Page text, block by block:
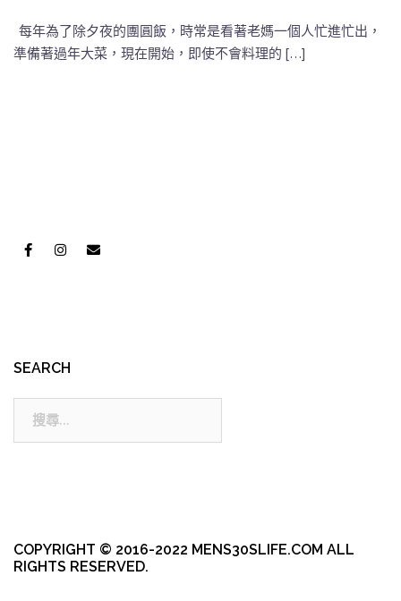
每年為了除夕夜的團圓飯，時常是看著老媽一個人忙進忙出，
準備著過年大菜，現在開始，即使不會料理的 […]
SEARCH
COPYRIGHT © 2016-2022 MENS30SLIFE.COM ALL
RIGHTS RESERVED.